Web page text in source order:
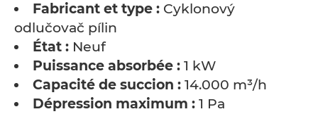
Fabricant et type : Cyklonový
odlučovač pílin
État : Neuf
Puissance absorbée : 1 kW
Capacité de succion : 14.000 m³/h
Dépression maximum : 1 Pa